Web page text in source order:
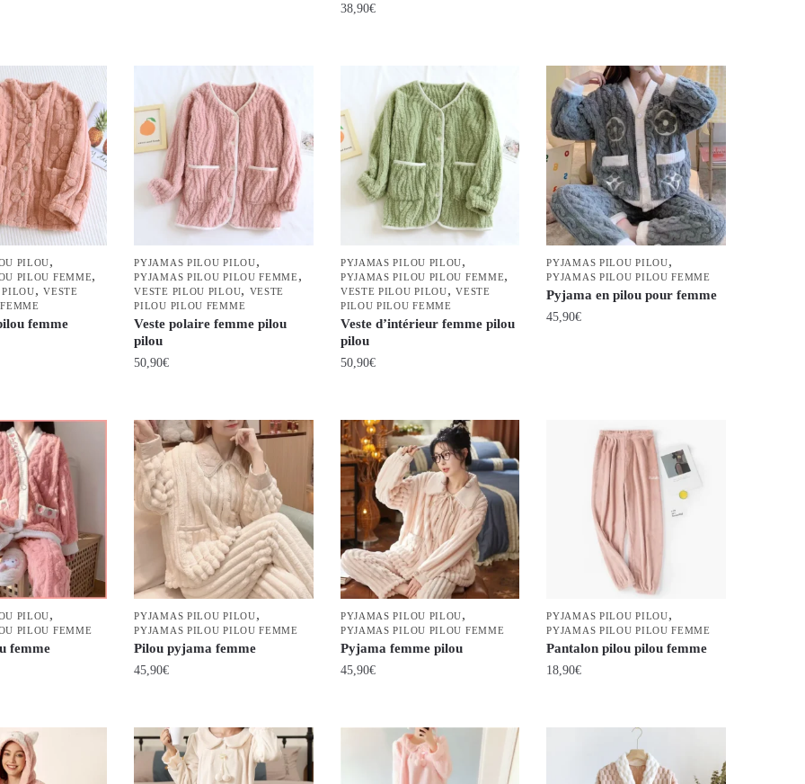
Les
options
peuvent
choisies
page
du
produit
38,90€
plusieurs
variations.
Les
options
peuvent
choisies
sur
la
page
du
produit
a
plusieurs
variations.
Les
options
peuvent
être
choisies
sur
la
page
du
PILOU,
PILOU FEMME,
,VESTE
femme
PYJAMAS PILOU PILOU,
PYJAMAS PILOU PILOU FEMME,
VESTE PILOU PILOU, VESTE
PILOU PILOU FEMME
Veste polaire femme pilou
pilou
50,90€
produit
a
plusieurs
variations.
Les
options
peuvent
être
choisies
sur
la
page
PYJAMAS PILOU PILOU,
PYJAMAS PILOU PILOU FEMME,
VESTE PILOU PILOU,VESTE
PILOU PILOU FEMME
Veste d’intérieur femme pilou
pilou
50,90€
produit
a
plusieurs
variations.
Les
options
peuvent
être
choisies
sur
la
page
PYJAMAS PILOU PILOU,
PYJAMAS PILOU PILOU FEMME
Pyjama en pilou pour femme
45,90€
variations.
page
du
produit
PILOU,
PILOU FEMME
femme
PYJAMAS PILOU PILOU,
PYJAMAS PILOU PILOU FEMME
Pilou pyjama femme
45,90€
produit
a
plusieurs
PYJAMAS PILOU PILOU,
PYJAMAS PILOU PILOU FEMME
Pyjama femme pilou
45,90€
produit
PYJAMAS PILOU PILOU,
PYJAMAS PILOU PILOU FEMME
Pantalon pilou pilou femme
18,90€
produit